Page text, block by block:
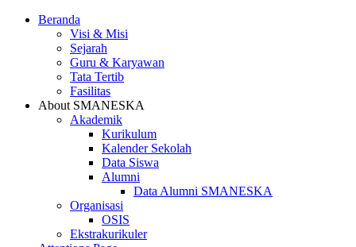
Beranda
Visi & Misi
Sejarah
Guru & Karyawan
Tata Tertib
Fasilitas
About SMANESKA
Akademik
Kurikulum
Kalender Sekolah
Data Siswa
Alumni
Data Alumni SMANESKA
Organisasi
OSIS
Ekstrakurikuler